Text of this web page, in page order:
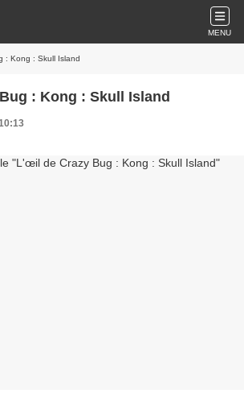
MENU
: Kong : Skull Island
: Kong : Skull Island